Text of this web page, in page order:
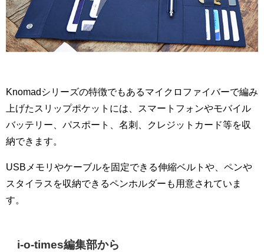
Knomadシリーズの特徴でもあるマイクロファイバーで編み
上げたスリップポケットには、スマートフォンやモバイル
バッテリー、パスポート、名刺、クレジットカード等を収
納できます。
USBメモリやケーブルを固定できる伸縮ベルトや、ペンや
スタイラスを収納できるペンホルダーも用意されていま
す。
i-o-times編集部から